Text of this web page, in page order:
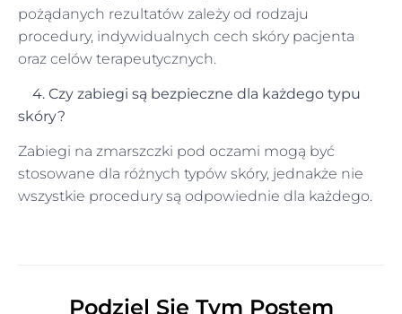
pożądanych rezultatów zależy od rodzaju
procedury, indywidualnych cech skóry pacjenta
oraz celów terapeutycznych.
4. Czy zabiegi są bezpieczne dla każdego typu
skóry?
Zabiegi na zmarszczki pod oczami mogą być
stosowane dla różnych typów skóry, jednakże nie
wszystkie procedury są odpowiednie dla każdego.
Podziel Się Tym Postem